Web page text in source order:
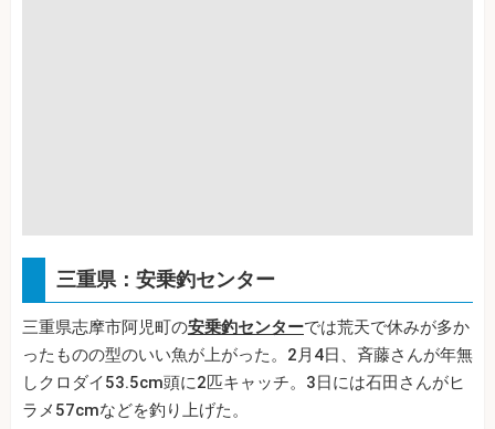
三重県：安乗釣センター
三重県志摩市阿児町の安乗釣センターでは荒天で休みが多か
ったものの型のいい魚が上がった。2月4日、斉藤さんが年無
しクロダイ53.5cm頭に2匹キャッチ。3日には石田さんがヒ
ラメ57cmなどを釣り上げた。